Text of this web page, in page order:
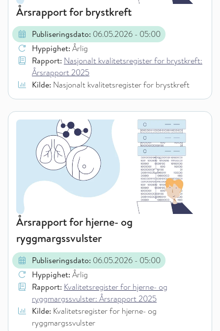
Årsrapport for brystkreft
Publiseringsdato: 06.05.2026 - 05:00
Hyppighet: Årlig
Rapport: Nasjonalt kvalitetsregister for brystkreft:
Årsrapport 2025
Kilde: Nasjonalt kvalitetsregister for brystkreft
Årsrapport for hjerne- og
ryggmargssvulster
Publiseringsdato: 06.05.2026 - 05:00
Hyppighet: Årlig
Rapport: Kvalitetsregister for hjerne- og
ryggmargssvulster: Årsrapport 2025
Kilde: Kvalitetsregister for hjerne- og
ryggmargssvulster